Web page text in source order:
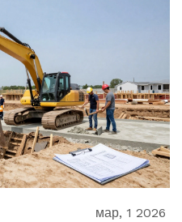
мар, 1 2026